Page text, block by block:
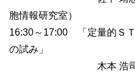
胞情報研究室）
16:30～17:00 「定量的Ｓ
の試み」
木本 浩司先生